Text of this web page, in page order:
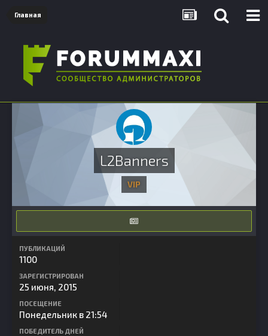
Главная
L2Banners
VIP
ПУБЛИКАЦИЙ
1100
ЗАРЕГИСТРИРОВАН
25 июня, 2015
ПОСЕЩЕНИЕ
Понедельник в 21:54
ПОБЕДИТЕЛЬ ДНЕЙ